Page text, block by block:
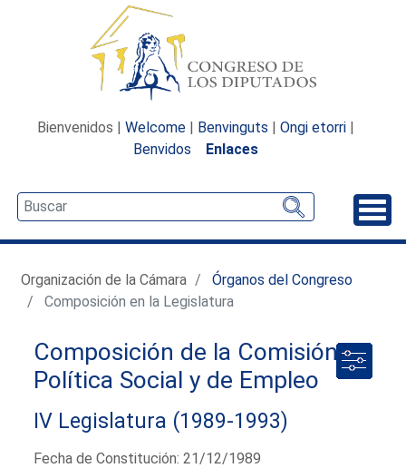
Bienvenidos | Welcome | Benvinguts | Ongi etorri |
Benvidos
Enlaces
Organización de la Cámara
Órganos del Congreso
Composición en la Legislatura
Composición de la Comisión de
Política Social y de Empleo
IV Legislatura (1989-1993)
Fecha de Constitución: 21/12/1989